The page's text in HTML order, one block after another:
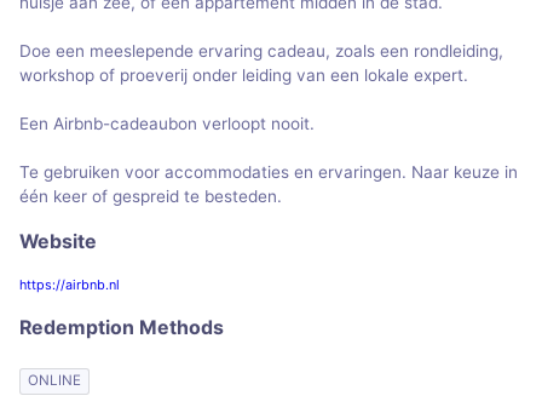
Doe een meeslepende ervaring cadeau, zoals een rondleiding,
workshop of proeverij onder leiding van een lokale expert.
Een Airbnb-cadeaubon verloopt nooit.
Te gebruiken voor accommodaties en ervaringen. Naar keuze in
één keer of gespreid te besteden.
Website
https://airbnb.nl
Redemption Methods
ONLINE